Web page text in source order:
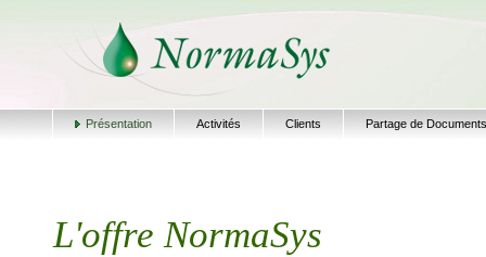
Présentation Activités Clients Partage de Documents
L'offre NormaSys